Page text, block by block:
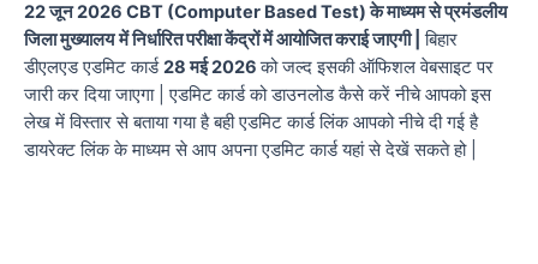
22 जून 2026 CBT (Computer Based Test) के माध्यम से प्रमंडलीय
जिला मुख्यालय में निर्धारित परीक्षा केंद्रों में आयोजित कराई जाएगी | बिहार
डीएलएड एडमिट कार्ड28 मई 2026को जल्द इसकी ऑफिशल वेबसाइट पर
जारी कर दिया जाएगा | एडमिट कार्ड को डाउनलोड कैसे करें नीचे आपको इस
लेख में विस्तार से बताया गया है बही एडमिट कार्ड लिंक आपको नीचे दी गई है
डायरेक्ट लिंक के माध्यम से आप अपना एडमिट कार्ड यहां से देखें सकते हो |